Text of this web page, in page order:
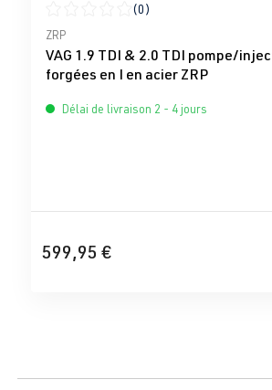
Note moyenne de 0 sur 5 étoiles
(0)
ZRP
VAG 1.9 TDI & 2.0 TDI pompe/
forgées en I en acier ZRP
Délai de livraison 2 - 4 jours
599,95 €